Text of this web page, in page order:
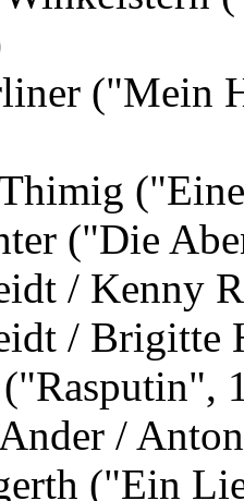
("Mein
("Die
/ Kenny
/ Brigitte
/
("Ein